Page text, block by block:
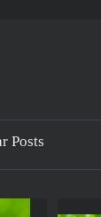
Posts